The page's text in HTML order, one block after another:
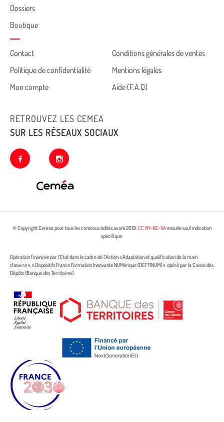
Dossiers
Boutique
Cemea
footer
Contact
Conditions générales de ventes
Politique de confidentialité
Mentions légales
Mon compte
Aide (F.A.Q)
RETROUVEZ LES CEMEA
SUR LES RÉSEAUX SOCIAUX
facebook instagram
© Copyright Cemea pour tous les contenus édités avant 2019.CC BY-NC-SAensuite sauf indication
spécifique.
Opération financée par l’État dans le cadre de l’Action « Adaptation et qualification de la main
d’œuvre », « Dispositifs France Formation Innovante NUMérique (DEFFINUM) », opéré par la Caisse des
Dépôts (Banque des Territoires)